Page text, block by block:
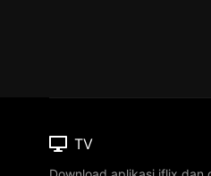
TV